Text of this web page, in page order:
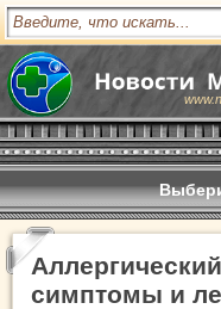
симптомы и